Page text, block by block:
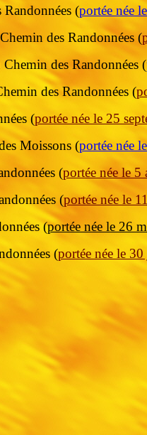
(portée née
des Randonnées (
des Randonnées (
des Randonnées (
(portée née le 25
Moissons (portée née
(portée née le
(portée née le
(portée née le 26
(portée née le